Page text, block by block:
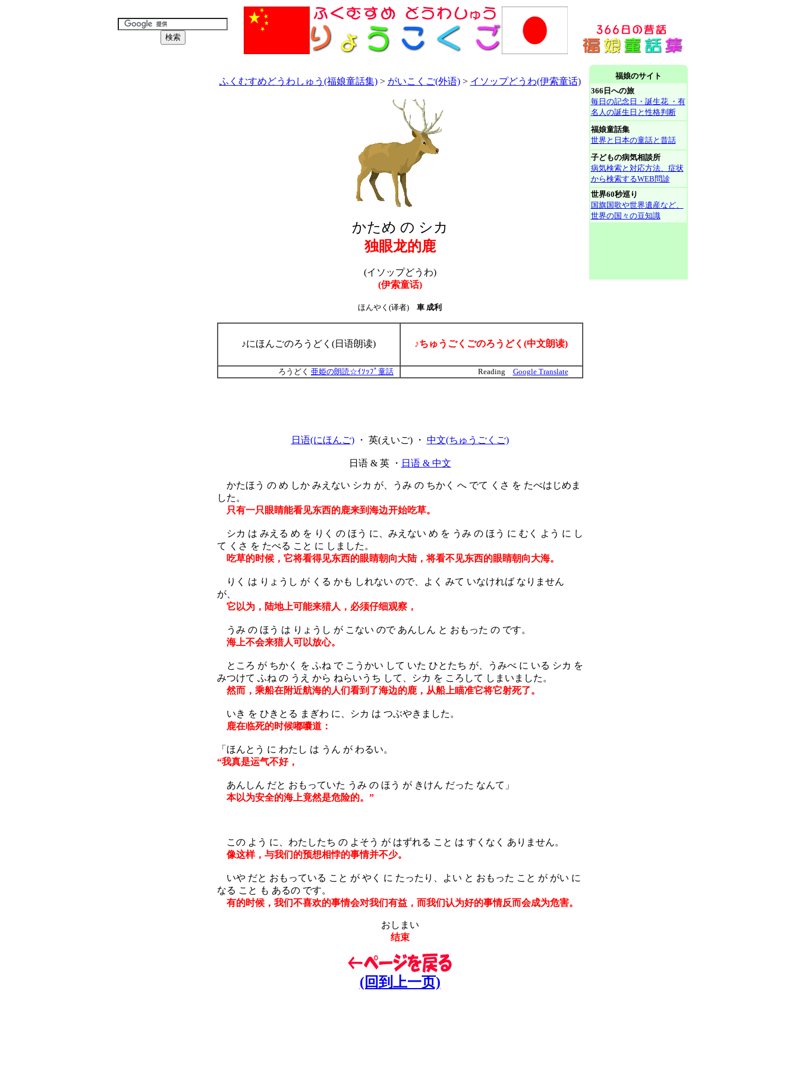
ふくむすめどうわしゅう(福娘童話集)> がいこくご(外语)> イソップどうわ(伊索童话)
かため の シカ
独眼龙的鹿
(イソップどうわ)
(伊索童话)
ほんやく(译者) 車 成利
♪にほんごのろうどく(日语朗读) ♪ちゅうごくごのろうどく(中文朗读)
ろうどく 亜姫の朗読☆ｲｿｯﾌﾟ童話 Reading Google Translate
日语(にほんご)・ 英(えいご) ・ 中文(ちゅうごくご)
日语 & 英 ・ 日语 & 中文
かたほう の め しか みえない シカ が、うみ の ちかく へ でて くさ を たべはじめま
した。
只有一只眼睛能看见东西的鹿来到海边开始吃草。
シカ は みえる め を りく の ほう に、みえない め を うみ の ほう に むく よう に し
て くさ を たべる こと に しました。
吃草的时候，它将看得见东西的眼睛朝向大陆，将看不见东西的眼睛朝向大海。
りく は りょうし が くる かも しれない ので、よく みて いなければ なりません
が、
它以为，陆地上可能来猎人，必须仔细观察，
うみ の ほう は りょうし が こない ので あんしん と おもった の です。
海上不会来猎人可以放心。
ところ が ちかく を ふね で こうかい して いた ひとたち が、うみべ に いる シカ を
みつけて ふね の うえ から ねらいうち して、シカ を ころして しまいました。
然而，乘船在附近航海的人们看到了海边的鹿，从船上瞄准它将它射死了。
いき を ひきとる まぎわ に、シカ は つぶやきました。
鹿在临死的时候嘟囔道：
「ほんとう に わたし は うん が わるい。
“我真是运气不好，
あんしん だと おもっていた うみ の ほう が きけん だった なんて」
本以为安全的海上竟然是危险的。”
この よう に、わたしたち の よそう が はずれる こと は すくなく ありません。
像这样，与我们的预想相悖的事情并不少。
いや だと おもっている こと が やく に たったり、よい と おもった こと が がい に
なる こと も あるの です。
有的时候，我们不喜欢的事情会对我们有益，而我们认为好的事情反而会成为危害。
おしまい
结束
(回到上一页)
福娘のサイト
366日への旅
毎日の記念日・誕生花 ・有
名人の誕生日と性格判断
福娘童話集
世界と日本の童話と昔話
子どもの病気相談所
病気検索と対応方法、症状
から検索するWEB問診
世界60秒巡り
国旗国歌や世界遺産など、
世界の国々の豆知識